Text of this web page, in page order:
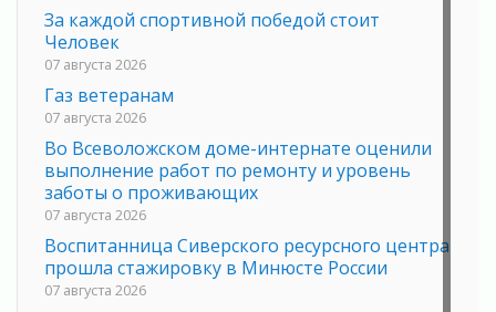
За каждой спортивной победой стоит
Человек
07 августа 2026
Газ ветеранам
07 августа 2026
Во Всеволожском доме-интернате оценили
выполнение работ по ремонту и уровень
заботы о проживающих
07 августа 2026
Воспитанница Сиверского ресурсного центра
прошла стажировку в Минюсте России
07 августа 2026